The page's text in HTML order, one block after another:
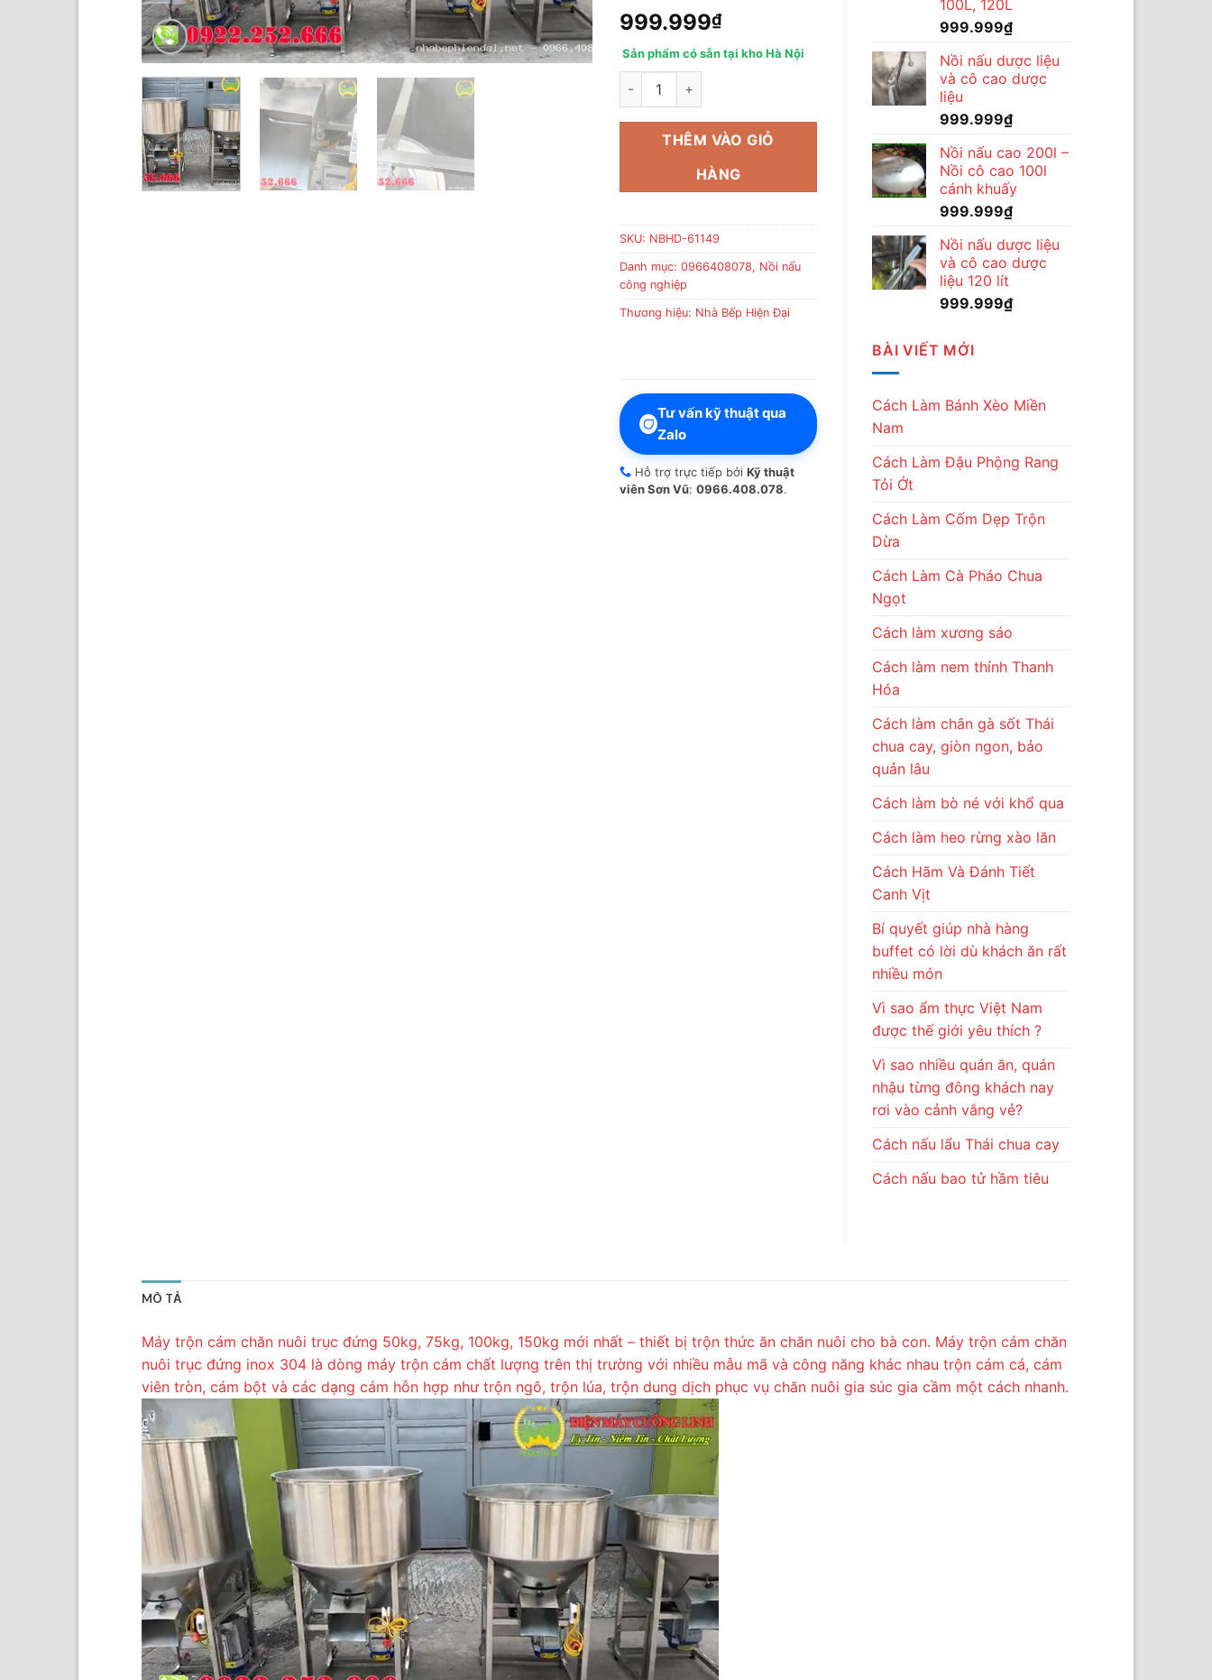
999.999₫
Sản phẩm có sẵn tại kho Hà Nội
Máy Trộn Cám Chăn Nuôi Trục Đứng 50kg–150kg số lượng
THÊM VÀO GIỎ
HÀNG
SKU: NBHD-61149
Danh mục: 0966408078, Nồi nấu
công nghiệp
Thương hiệu: Nhà Bếp Hiện Đại
Tư vấn kỹ thuật qua
Zalo
Hỗ trợ trực tiếp bởi Kỹ thuật
viên Sơn Vũ: 0966.408.078.
100L, 120L
999.999₫
Nồi nấu dược liệu
và cô cao dược
liệu
999.999₫
Nồi nấu cao 200l –
Nồi cô cao 100l
cánh khuấy
999.999₫
Nồi nấu dược liệu
và cô cao dược
liệu 120 lít
999.999₫
BÀI VIẾT MỚI
Cách Làm Bánh Xèo Miền
Nam
Cách Làm Đậu Phộng Rang
Tỏi Ớt
Cách Làm Cốm Dẹp Trộn
Dừa
Cách Làm Cà Pháo Chua
Ngọt
Cách làm xương sáo
Cách làm nem thính Thanh
Hóa
Cách làm chân gà sốt Thái
chua cay, giòn ngon, bảo
quản lâu
Cách làm bò né với khổ qua
Cách làm heo rừng xào lăn
Cách Hãm Và Đánh Tiết
Canh Vịt
Bí quyết giúp nhà hàng
buffet có lời dù khách ăn rất
nhiều món
Vì sao ẩm thực Việt Nam
được thế giới yêu thích ?
Vì sao nhiều quán ăn, quán
nhậu từng đông khách nay
rơi vào cảnh vắng vẻ?
Cách nấu lẩu Thái chua cay
Cách nấu bao tử hầm tiêu
MÔ TẢ
Máy trộn cám chăn nuôi trục đứng 50kg, 75kg, 100kg, 150kg mới nhất – thiết bị trộn thức ăn chăn nuôi cho bà con. Máy trộn cám chăn
nuôi trục đứng inox 304 là dòng máy trộn cám chất lượng trên thị trường với nhiều mẫu mã và công năng khác nhau trộn cám cá, cám
viên tròn, cám bột và các dạng cám hỗn hợp như trộn ngô, trộn lúa, trộn dung dịch phục vụ chăn nuôi gia súc gia cầm một cách nhanh.